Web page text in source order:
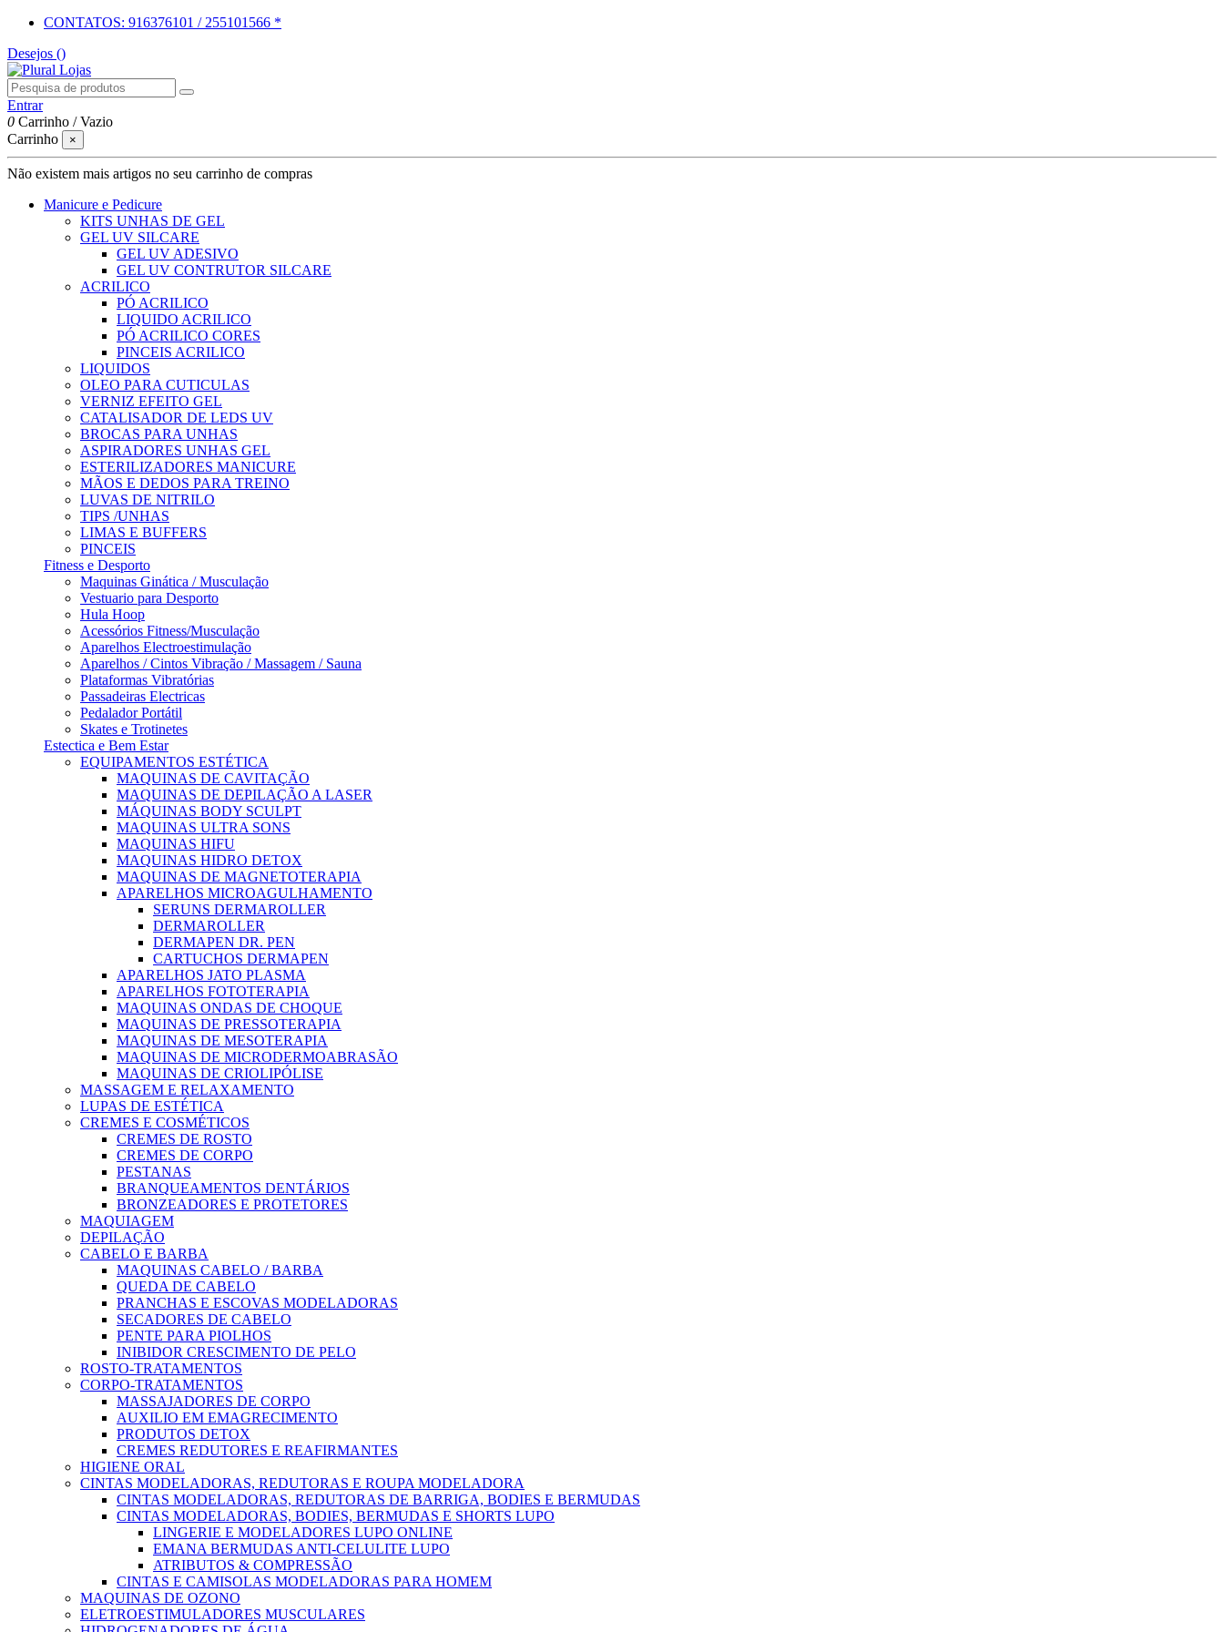
CONTATOS: 916376101 / 255101566 *
Desejos ()
Entrar
0 Carrinho /Vazio
Carrinho
×
Não existem mais artigos no seu carrinho de compras
Manicure e Pedicure
KITS UNHAS DE GEL
GEL UV SILCARE
GEL UV ADESIVO
GEL UV CONTRUTOR SILCARE
ACRILICO
PÓ ACRILICO
LIQUIDO ACRILICO
PÓ ACRILICO CORES
PINCEIS ACRILICO
LIQUIDOS
OLEO PARA CUTICULAS
VERNIZ EFEITO GEL
CATALISADOR DE LEDS UV
BROCAS PARA UNHAS
ASPIRADORES UNHAS GEL
ESTERILIZADORES MANICURE
MÃOS E DEDOS PARA TREINO
LUVAS DE NITRILO
TIPS /UNHAS
LIMAS E BUFFERS
PINCEIS
Fitness e Desporto
Maquinas Ginática / Musculação
Vestuario para Desporto
Hula Hoop
Acessórios Fitness/Musculação
Aparelhos Electroestimulação
Aparelhos / Cintos Vibração / Massagem / Sauna
Plataformas Vibratórias
Passadeiras Electricas
Pedalador Portátil
Skates e Trotinetes
Estectica e Bem Estar
EQUIPAMENTOS ESTÉTICA
MAQUINAS DE CAVITAÇÃO
MAQUINAS DE DEPILAÇÃO A LASER
MÁQUINAS BODY SCULPT
MAQUINAS ULTRA SONS
MAQUINAS HIFU
MAQUINAS HIDRO DETOX
MAQUINAS DE MAGNETOTERAPIA
APARELHOS MICROAGULHAMENTO
SERUNS DERMAROLLER
DERMAROLLER
DERMAPEN DR. PEN
CARTUCHOS DERMAPEN
APARELHOS JATO PLASMA
APARELHOS FOTOTERAPIA
MAQUINAS ONDAS DE CHOQUE
MAQUINAS DE PRESSOTERAPIA
MAQUINAS DE MESOTERAPIA
MAQUINAS DE MICRODERMOABRASÃO
MAQUINAS DE CRIOLIPÓLISE
MASSAGEM E RELAXAMENTO
LUPAS DE ESTÉTICA
CREMES E COSMÉTICOS
CREMES DE ROSTO
CREMES DE CORPO
PESTANAS
BRANQUEAMENTOS DENTÁRIOS
BRONZEADORES E PROTETORES
MAQUIAGEM
DEPILAÇÃO
CABELO E BARBA
MAQUINAS CABELO / BARBA
QUEDA DE CABELO
PRANCHAS E ESCOVAS MODELADORAS
SECADORES DE CABELO
PENTE PARA PIOLHOS
INIBIDOR CRESCIMENTO DE PELO
ROSTO-TRATAMENTOS
CORPO-TRATAMENTOS
MASSAJADORES DE CORPO
AUXILIO EM EMAGRECIMENTO
PRODUTOS DETOX
CREMES REDUTORES E REAFIRMANTES
HIGIENE ORAL
CINTAS MODELADORAS, REDUTORAS E ROUPA MODELADORA
CINTAS MODELADORAS, REDUTORAS DE BARRIGA, BODIES E BERMUDAS
CINTAS MODELADORAS, BODIES, BERMUDAS E SHORTS LUPO
LINGERIE E MODELADORES LUPO ONLINE
EMANA BERMUDAS ANTI-CELULITE LUPO
ATRIBUTOS & COMPRESSÃO
CINTAS E CAMISOLAS MODELADORAS PARA HOMEM
MAQUINAS DE OZONO
ELETROESTIMULADORES MUSCULARES